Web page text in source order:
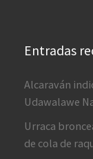
Entradas
Alcaraván
Udawalawe
Urraca
de cola de